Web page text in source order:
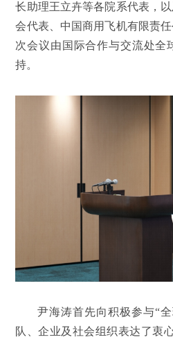
长助理王立卉等各院系代表，
会代表、中国商用飞机有限责
次会议由国际合作与交流处全
持。
尹海涛首先向积极参与“
队、企业及社会组织表达了衷